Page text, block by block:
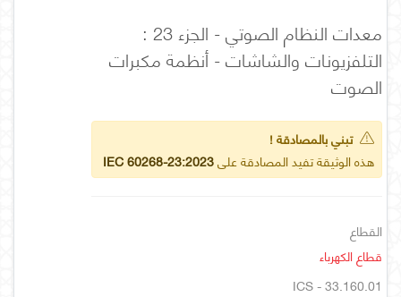
معدات النظام الصوتي - الجزء 23 :
التلفزيونات والشاشات - أنظمة مكبرات
الصوت
تبني بالمصادقة !
هذه الوثيقة تفيد المصادقة علىIEC 60268-23:2023
القطاع
قطاع الكهرباء
ICS - 33.160.01